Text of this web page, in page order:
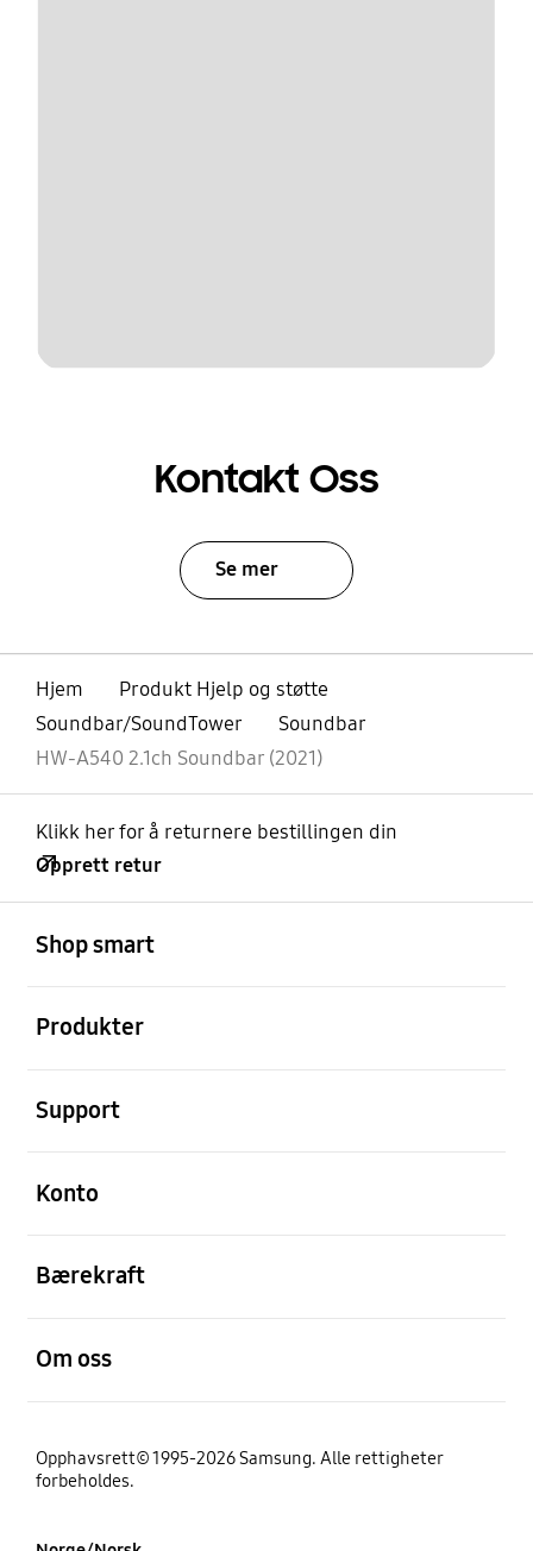
Kontakt Oss
Se mer
Hjem
Produkt Hjelp og støtte
Soundbar/SoundTower
Soundbar
HW-A540 2.1ch Soundbar (2021)
Klikk her for å returnere bestillingen din
Opprett retur
Shop smart
Produkter
Support
Konto
Bærekraft
Om oss
Opphavsrett© 1995-2026 Samsung. Alle rettigheter
forbeholdes.